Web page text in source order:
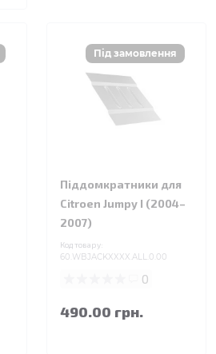
Піддомкратники для
Citroen Jumpy I (2004–
2007)
Код товару:
60.WBJACKXXXX.ALL.0.00
0
490.00 грн.